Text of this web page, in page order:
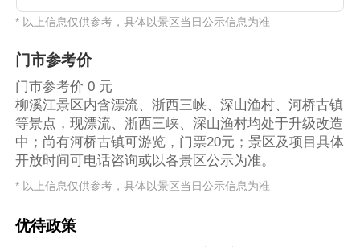
* 以上信息仅供参考，具体以景区当日公示信息为准
门市参考价
门市参考价 0 元
柳溪江景区内含漂流、浙西三峡、深山渔村、河桥古镇
等景点，现漂流、浙西三峡、深山渔村均处于升级改造
中；尚有河桥古镇可游览，门票20元；景区及项目具体
开放时间可电话咨询或以各景区公示为准。
* 以上信息仅供参考，具体以景区当日公示信息为准
优待政策